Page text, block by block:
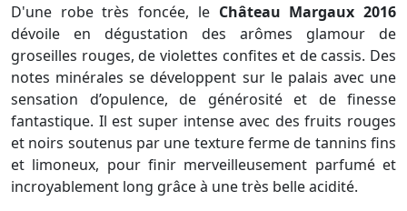
D'une robe très foncée, le Château Margaux 2016
dévoile en dégustation des arômes glamour de
groseilles rouges, de violettes confites et de cassis. Des
notes minérales se développent sur le palais avec une
sensation d’opulence, de générosité et de finesse
fantastique. Il est super intense avec des fruits rouges
et noirs soutenus par une texture ferme de tannins fins
et limoneux, pour finir merveilleusement parfumé et
incroyablement long grâce à une très belle acidité.